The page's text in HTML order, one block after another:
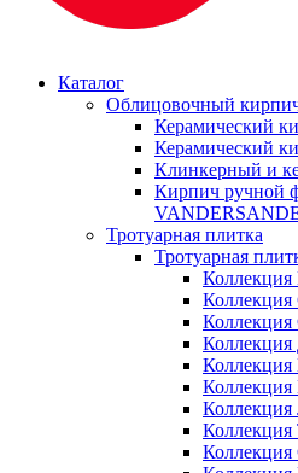
Каталог
Облицовочный
Керамический
Керамический
Клинкерный и
Кирпич ручной
Тротуарная плитка
Тротуарная
Коллекция
Коллекция
Коллекция
Коллекция
Коллекция
Коллекция
Коллекция